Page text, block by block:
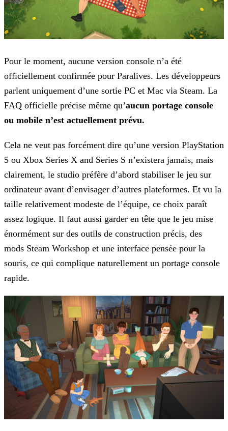
Pour le moment, aucune version console n’a été
officiellement confirmée pour Paralives. Les développeurs
parlent uniquement d’une sortie PC et Mac via Steam. La
FAQ officielle précise même qu’aucun portage console
ou mobile n’est actuellement prévu.
Cela ne veut pas forcément dire qu’une version PlayStation
5 ou Xbox Series X and Series S n’existera jamais, mais
clairement, le studio préfère d’abord stabiliser le jeu sur
ordinateur avant d’envisager d’autres plateformes. Et vu la
taille relativement modeste de l’équipe, ce choix paraît
assez logique. Il faut aussi garder en tête que le jeu mise
énormément sur des outils de construction précis, des
mods Steam Workshop et une interface pensée pour la
souris, ce qui complique naturellement un portage console
rapide.